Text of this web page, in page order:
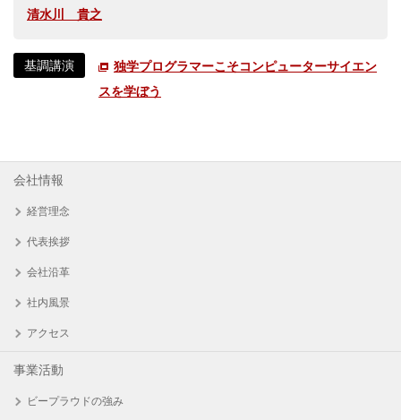
清水川 貴之
基調講演
独学プログラマーこそコンピューターサイエン
スを学ぼう
会社情報
経営理念
代表挨拶
会社沿革
社内風景
アクセス
事業活動
ビープラウドの強み